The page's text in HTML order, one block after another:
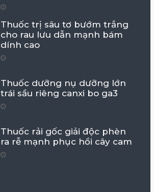
Thuốc trị sâu tơ bướm trắng
cho rau lưu dẫn mạnh bám
dính cao
Thuốc dưỡng nụ dưỡng lớn
trái sầu riêng canxi bo ga3
Thuốc rải gốc giải độc phèn
ra rễ mạnh phục hồi cây cam